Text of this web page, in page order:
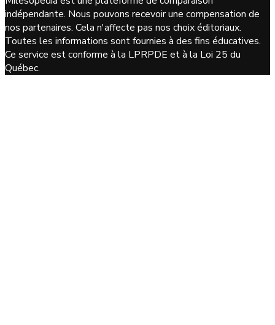
indépendante. Nous pouvons recevoir une compensation de
nos partenaires. Cela n'affecte pas nos choix éditoriaux.
Toutes les informations sont fournies à des fins éducatives.
Ce service est conforme à la LPRPDE et à la Loi 25 du
Québec.